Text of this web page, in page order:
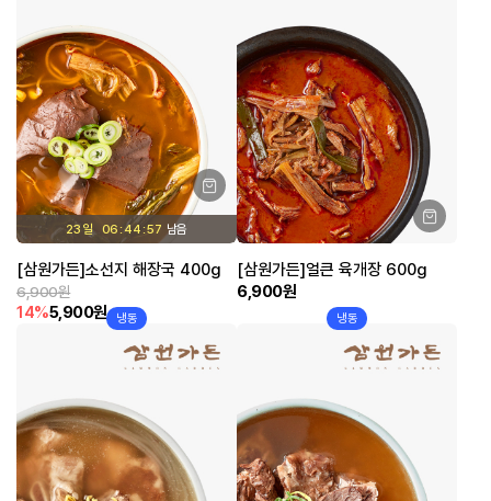
23 일 06 44 57
[삼원가든]소선지 해장국 400g
6,900원
14%5,900원
[삼원가든]얼큰 육개장 600g
6,900원
냉동 냉동